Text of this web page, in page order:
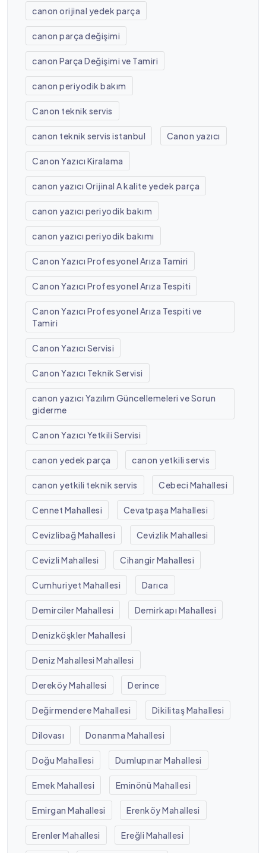
canon orijinal yedek parça
canon parça değişimi
canon Parça Değişimi ve Tamiri
canon periyodik bakım
Canon teknik servis
canon teknik servis istanbul Canon yazıcı
Canon Yazıcı Kiralama
canon yazıcı Orijinal A kalite yedek parça
canon yazıcı periyodik bakım
canon yazıcı periyodik bakımı
Canon Yazıcı Profesyonel Arıza Tamiri
Canon Yazıcı Profesyonel Arıza Tespiti
Canon Yazıcı Profesyonel Arıza Tespiti ve
Tamiri
Canon Yazıcı Servisi
Canon Yazıcı Teknik Servisi
canon yazıcı Yazılım Güncellemeleri ve Sorun
giderme
Canon Yazıcı Yetkili Servisi
canon yedek parça canon yetkili servis
canon yetkili teknik servis Cebeci Mahallesi
Cennet Mahallesi Cevatpaşa Mahallesi
Cevizlibağ Mahallesi Cevizlik Mahallesi
Cevizli Mahallesi Cihangir Mahallesi
Cumhuriyet Mahallesi Darıca
Demirciler Mahallesi Demirkapı Mahallesi
Denizköşkler Mahallesi
Deniz Mahallesi Mahallesi
Dereköy Mahallesi Derince
Değirmendere Mahallesi Dikilitaş Mahallesi
Dilovası Donanma Mahallesi
Doğu Mahallesi Dumlupınar Mahallesi
Emek Mahallesi Eminönü Mahallesi
Emirgan Mahallesi Erenköy Mahallesi
Erenler Mahallesi Ereğli Mahallesi